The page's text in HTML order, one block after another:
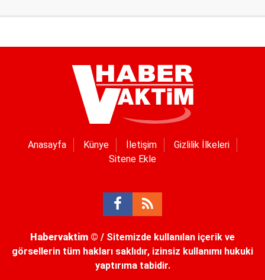
Anasayfa Künye İletişim
Gizlilik İlkeleri
Sitene Ekle
Habervaktim © / Sitemizde kullanılan içerik ve
görsellerin tüm hakları saklıdır, izinsiz kullanımı hukuki
yaptırıma tabidir.